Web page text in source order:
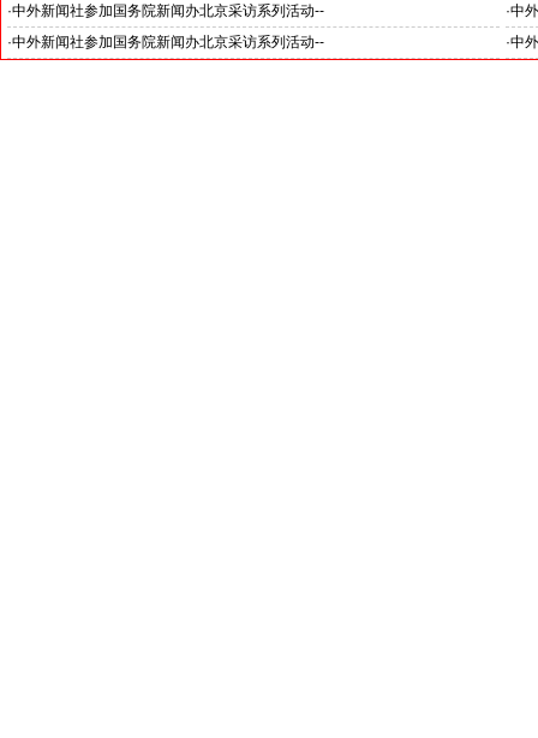
“科
·中外新闻社参加国务院新闻办北京采访系列活动--
见证科技创新和产业创新高质量发展
·中
小
·中外新闻社参加国务院新闻办北京采访系列活动--
·中